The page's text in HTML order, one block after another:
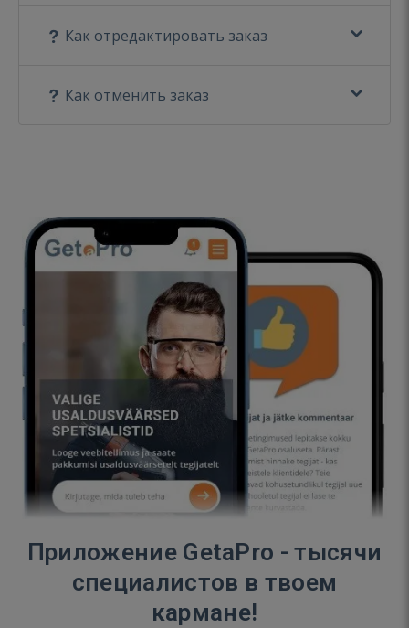
Как отредактировать заказ
Как отменить заказ
Приложение GetaPro - тысячи
специалистов в твоем
кармане!